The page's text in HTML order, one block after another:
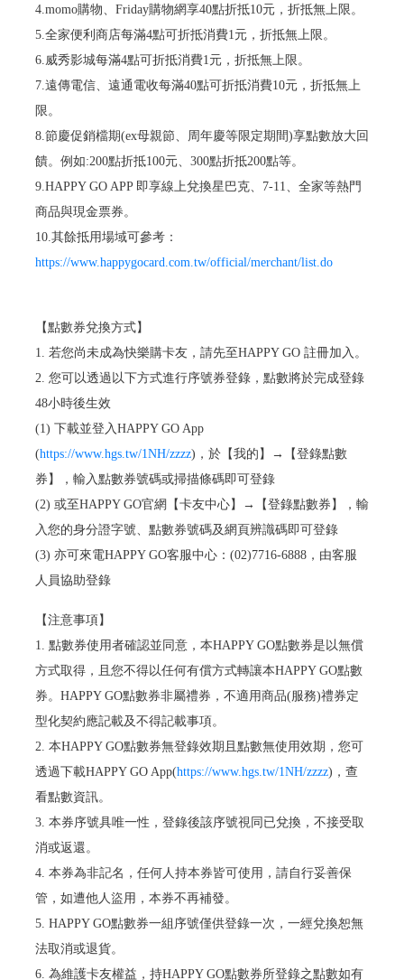
4.momo購物、Friday購物網享40點折抵10元，折抵無上限。
5.全家便利商店每滿4點可折抵消費1元，折抵無上限。
6.威秀影城每滿4點可折抵消費1元，折抵無上限。
7.遠傳電信、遠通電收每滿40點可折抵消費10元，折抵無上
限。
8.節慶促銷檔期(ex母親節、周年慶等限定期間)享點數放大回
饋。例如:200點折抵100元、300點折抵200點等。
9.HAPPY GO APP 即享線上兌換星巴克、7-11、全家等熱門
商品與現金票券。
10.其餘抵用場域可參考：
https://www.happygocard.com.tw/official/merchant/list.do
【點數券兌換方式】
1. 若您尚未成為快樂購卡友，請先至HAPPY GO 註冊加入。
2. 您可以透過以下方式進行序號券登錄，點數將於完成登錄
48小時後生效
(1) 下載並登入HAPPY GO App
(https://www.hgs.tw/1NH/zzzz)，於【我的】→【登錄點數
券】，輸入點數券號碼或掃描條碼即可登錄
(2) 或至HAPPY GO官網【卡友中心】→【登錄點數券】，輸
入您的身分證字號、點數券號碼及網頁辨識碼即可登錄
(3) 亦可來電HAPPY GO客服中心：(02)7716-6888，由客服
人員協助登錄
【注意事項】
1. 點數券使用者確認並同意，本HAPPY GO點數券是以無償
方式取得，且您不得以任何有償方式轉讓本HAPPY GO點數
券。HAPPY GO點數券非屬禮券，不適用商品(服務)禮券定
型化契約應記載及不得記載事項。
2. 本HAPPY GO點數券無登錄效期且點數無使用效期，您可
透過下載HAPPY GO App(https://www.hgs.tw/1NH/zzzz)，查
看點數資訊。
3. 本券序號具唯一性，登錄後該序號視同已兌換，不接受取
消或返還。
4. 本券為非記名，任何人持本券皆可使用，請自行妥善保
管，如遭他人盜用，本券不再補發。
5. HAPPY GO點數券一組序號僅供登錄一次，一經兌換恕無
法取消或退貨。
6. 為維護卡友權益，持HAPPY GO點數券所登錄之點數如有